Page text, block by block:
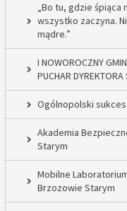
„Bo tu, gdzie śpiąca
wszystko zaczyna.
mądre.”
I NOWOROCZNY
PUCHAR
Ogólnopolski sukces
Akademia
Starym
Mobilne
Brzozowie Starym